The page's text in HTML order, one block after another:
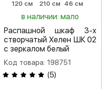
120 см
210 см 46 см
в наличии: мало
Распашной шкаф 3-х
створчатый Хелен ШК 02
с зеркалом белый
Код товара: 198751
(5)